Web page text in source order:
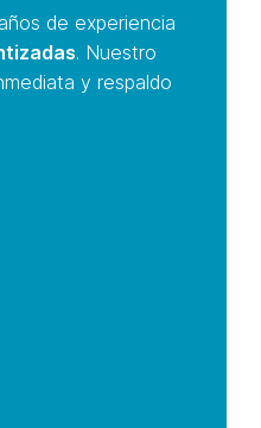
de experiencia
. Nuestro
y respaldo